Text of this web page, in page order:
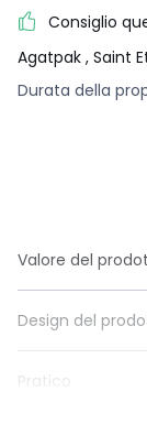
Consiglio
Agatpak , Saint
Durata della
Valore del
Design del
Pratico